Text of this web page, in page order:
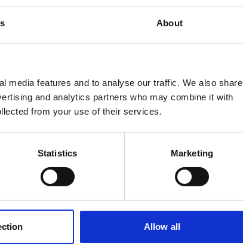
About
media features and to analyse our traffic. We also share
and analytics partners who may combine it with
from your use of their services.
Statistics Marketing
Allow all
på ideer og tidlige tests af mock-ups,
visuel repræsentation som en bruger kan
og indsamle data. Både kvalitativt, feedback
opgave, kan værdifulde metrikker være ting
Derfor tillader det også at man
på at optimere de metrikker man måler på.
jeg følger. Jeg anvender den til udvikling af
på enkelte features.